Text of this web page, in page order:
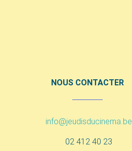
NOUS CONTACTER
info@jeudisducinema.be
02 412 40 23